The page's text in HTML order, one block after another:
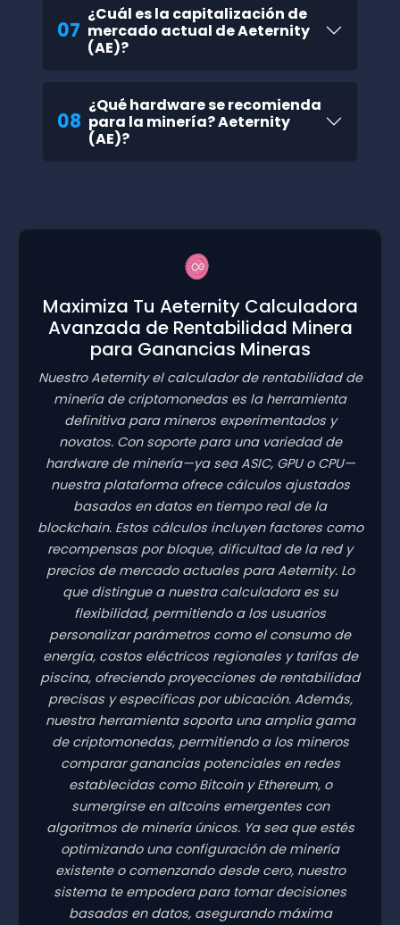
07
¿Cuál es la capitalización de
mercado actual de Aeternity
(AE)?
08
¿Qué hardware se recomienda
para la minería? Aeternity
(AE)?
Maximiza Tu Aeternity Calculadora
Avanzada de Rentabilidad Minera
para Ganancias Mineras
Nuestro Aeternity el calculador de rentabilidad de
minería de criptomonedas es la herramienta
definitiva para mineros experimentados y
novatos. Con soporte para una variedad de
hardware de minería—ya sea ASIC, GPU o CPU—
nuestra plataforma ofrece cálculos ajustados
basados en datos en tiempo real de la
blockchain. Estos cálculos incluyen factores como
recompensas por bloque, dificultad de la red y
precios de mercado actuales para Aeternity. Lo
que distingue a nuestra calculadora es su
flexibilidad, permitiendo a los usuarios
personalizar parámetros como el consumo de
energía, costos eléctricos regionales y tarifas de
piscina, ofreciendo proyecciones de rentabilidad
precisas y específicas por ubicación. Además,
nuestra herramienta soporta una amplia gama
de criptomonedas, permitiendo a los mineros
comparar ganancias potenciales en redes
establecidas como Bitcoin y Ethereum, o
sumergirse en altcoins emergentes con
algoritmos de minería únicos. Ya sea que estés
optimizando una configuración de minería
existente o comenzando desde cero, nuestro
sistema te empodera para tomar decisiones
basadas en datos, asegurando máxima